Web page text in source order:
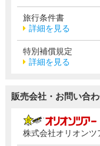
旅行条件書
詳細を見る
特別補償規定
詳細を見る
販売会社・お問い合
株式会社オリオンツ